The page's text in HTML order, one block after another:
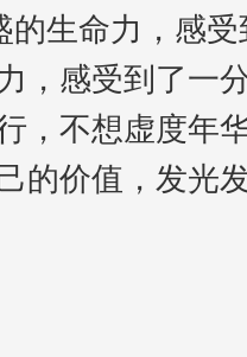
的生命力，感
，感受到了一
，不想虚度年
的价值，发光